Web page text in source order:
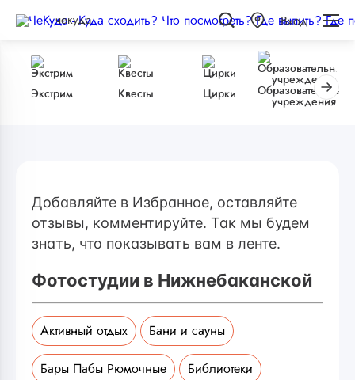
чёкуда Вход
Экстрим Квесты Цирки
Образовательные
учреждения
Добавляйте в Избранное, оставляйте
отзывы, комментируйте. Так мы будем
знать, что показывать вам в ленте.
Фотостудии в Нижнебаканской
Активный отдых Бани и сауны
Бары Пабы Рюмочные Библиотеки